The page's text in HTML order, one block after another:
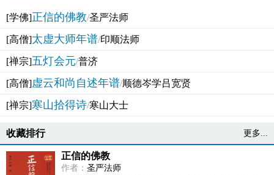
[学佛]正信的佛教/圣严法师
[高僧]太虚大师年谱/印顺法师
[禅宗]五灯会元/普济
[高僧]虚云和尚自述年谱/顺德岑学吕宽贤
[禅宗]寒山拾得诗/寒山大士
收藏排行 更多...
正信的佛教
作者： 圣严法师